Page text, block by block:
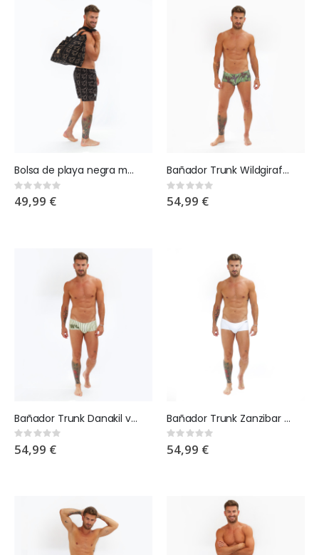
Bolsa de playa negra monograma Wildgiraffes
Rating:
0%
49,99 €
Bañador Trunk Wildgiraffes x Eden
Rating:
0%
54,99 €
Bañador Trunk Danakil verde
Rating:
0%
54,99 €
Bañador Trunk Zanzibar blanco logo en dorado
Rating:
0%
54,99 €